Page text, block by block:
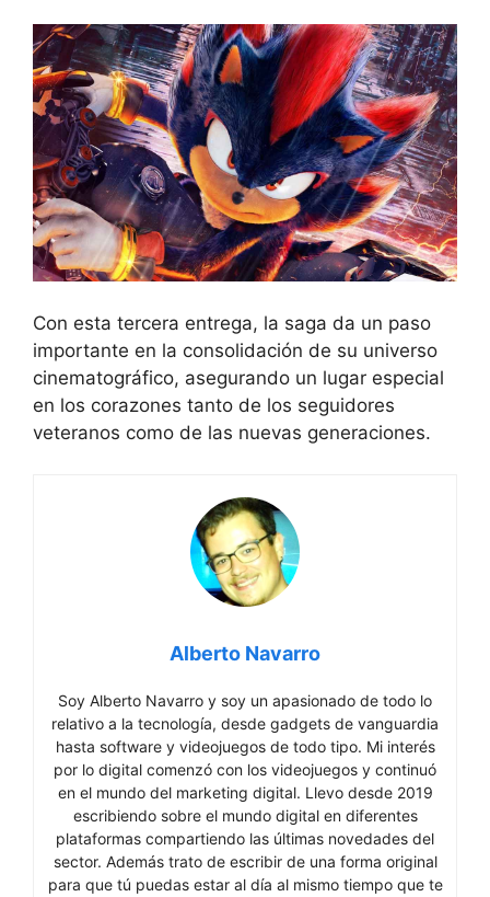
Con esta tercera entrega, la saga da un paso
importante en la consolidación de su universo
cinematográfico, asegurando un lugar especial
en los corazones tanto de los seguidores
veteranos como de las nuevas generaciones.
Alberto Navarro
Soy Alberto Navarro y soy un apasionado de todo lo
relativo a la tecnología, desde gadgets de vanguardia
hasta software y videojuegos de todo tipo. Mi interés
por lo digital comenzó con los videojuegos y continuó
en el mundo del marketing digital. Llevo desde 2019
escribiendo sobre el mundo digital en diferentes
plataformas compartiendo las últimas novedades del
sector. Además trato de escribir de una forma original
para que tú puedas estar al día al mismo tiempo que te